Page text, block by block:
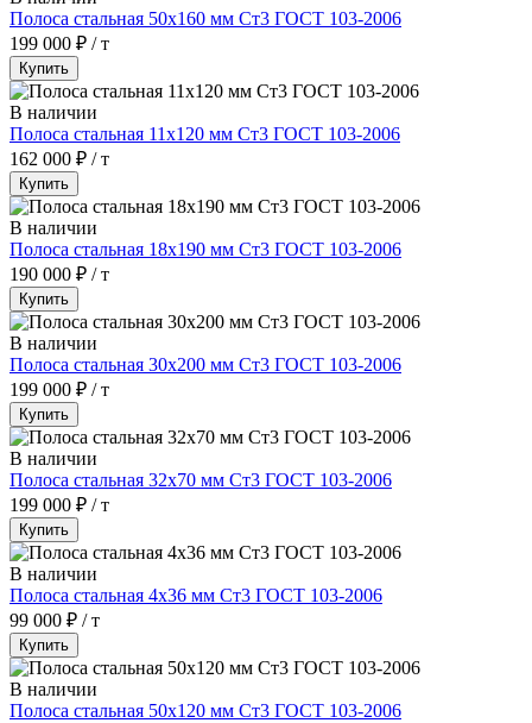
Полоса стальная 50х160 мм Ст3 ГОСТ 103-2006
199 000 ₽ / т
Купить
В наличии
Полоса стальная 11х120 мм Ст3 ГОСТ 103-2006
162 000 ₽ / т
Купить
В наличии
Полоса стальная 18х190 мм Ст3 ГОСТ 103-2006
190 000 ₽ / т
Купить
В наличии
Полоса стальная 30х200 мм Ст3 ГОСТ 103-2006
199 000 ₽ / т
Купить
В наличии
Полоса стальная 32х70 мм Ст3 ГОСТ 103-2006
199 000 ₽ / т
Купить
В наличии
Полоса стальная 4х36 мм Ст3 ГОСТ 103-2006
99 000 ₽ / т
Купить
В наличии
Полоса стальная 50х120 мм Ст3 ГОСТ 103-2006